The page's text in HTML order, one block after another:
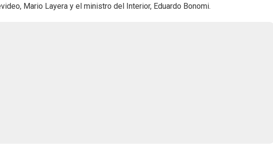
Mario Layera y el ministro del Interior, Eduardo Bonomi.